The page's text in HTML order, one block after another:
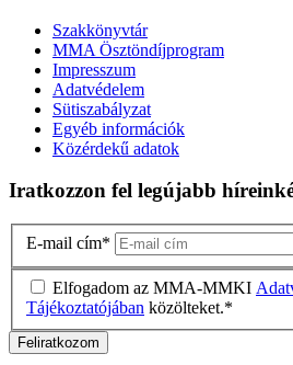
Szakkönyvtár
MMA Ösztöndíjprogram
Impresszum
Adatvédelem
Sütiszabályzat
Egyéb információk
Közérdekű adatok
Iratkozzon fel legújabb
E-mail cím*
Elfogadom az MMA-MMKI
Tájékoztatójában közölteket.*